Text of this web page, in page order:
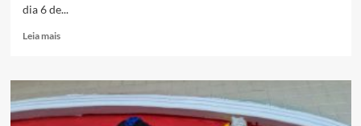
dia 6 de...
Leia maisRead
UERJ
recebe
aula